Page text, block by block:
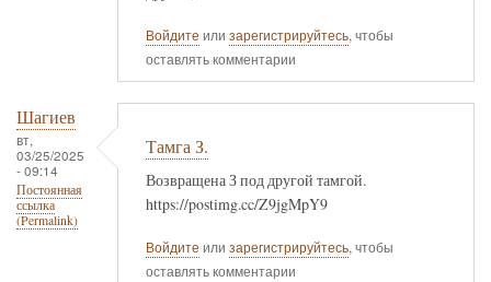
Войдите или зарегистрируйтесь, чтобы
оставлять комментарии
Шагиев
вт,
03/25/2025
- 09:14
Постоянная
ссылка
(Permalink)
Тамга З.
Возвращена З под другой тамгой.
https://postimg.cc/Z9jgMpY9
Войдите или зарегистрируйтесь, чтобы
оставлять комментарии